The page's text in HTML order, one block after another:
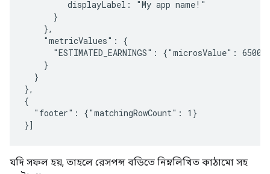
         displayLabel: "My app name!"
      }
    },
    "metricValues": {
"ESTIMATED_EARNINGS": {"microsValue":
    }
  }
},
{
  "footer": {"matchingRowCount": 1}
যদি সফল হয়, তাহলে রেসপন্স বডিতে নিম্নলিখিত কাঠামো সহ